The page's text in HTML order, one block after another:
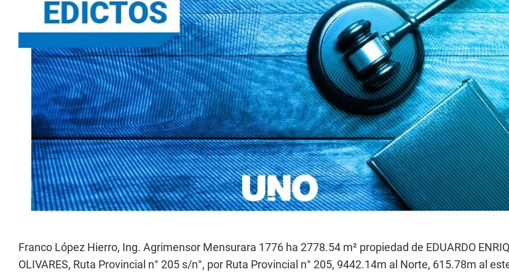
Franco López Hierro, Ing. Agrimensor Mensurara 1776 ha 2778.54 m² propiedad de EDUARDO
OLIVARES, Ruta Provincial n° 205 s/n°, por Ruta Provincial n° 205, 9442.14m al Norte, 615.78m al